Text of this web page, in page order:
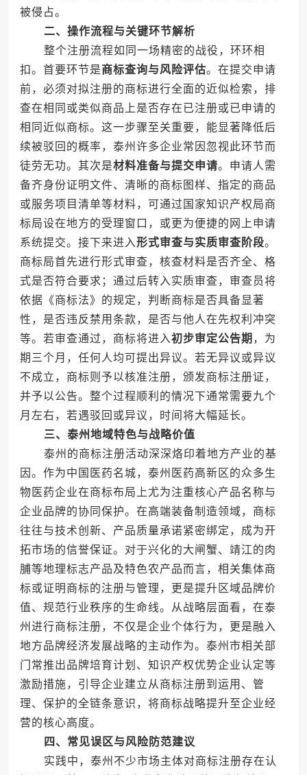
被侵占。
二、操作流程与关键环节解析
整个注册流程如同一场精密的战役，环环相
扣。首要环节是商标查询与风险评估。在提交申请
前，必须对拟注册的商标进行全面的近似检索，排
查在相同或类似商品上是否存在已注册或已申请的
相同近似商标。这一步骤至关重要，能显著降低后
续被驳回的概率，泰州许多企业常因忽视此环节而
徒劳无功。其次是材料准备与提交申请。申请人需
备齐身份证明文件、清晰的商标图样、指定的商品
或服务项目清单等材料，可通过国家知识产权局商
标局设在地方的受理窗口，或更为便捷的网上申请
系统提交。接下来进入形式审查与实质审查阶段。
商标局首先进行形式审查，核查材料是否齐全、格
式是否符合要求；通过后转入实质审查，审查员将
依据《商标法》的规定，判断商标是否具备显著
性，是否违反禁用条款，是否与他人在先权利冲突
等。若审查通过，商标将进入初步审定公告期 ，为
期三个月，任何人均可提出异议。若无异议或异议
不成立，商标则予以核准注册，颁发商标注册证，
并予以公告。整个过程顺利的情况下通常需要九个
月左右，若遇驳回或异议，时间将大幅延长。
三、泰州地域特色与战略价值
泰州的商标注册活动深深烙印着地方产业的基
因。作为中国医药名城，泰州医药高新区的众多生
物医药企业在商标布局上尤为注重核心产品名称与
企业品牌的协同保护。在高端装备制造领域，商标
往往与技术创新、产品质量承诺紧密绑定，成为开
拓市场的信誉保证。对于兴化的大闸蟹、靖江的肉
脯等地理标志产品及特色农产品而言，相关集体商
标或证明商标的注册与管理，更是提升区域品牌价
值、规范行业秩序的生命线。从战略层面看，在泰
州进行商标注册，不仅是企业个体行为，更是融入
地方品牌经济发展战略的主动作为。泰州市相关部
门常推出品牌培育计划、知识产权优势企业认定等
激励措施，引导企业建立从商标注册到运用、管
理、保护的全链条意识，将商标战略提升至企业经
营的核心高度。
四、常见误区与风险防范建议
实践中，泰州不少市场主体对商标注册存在认